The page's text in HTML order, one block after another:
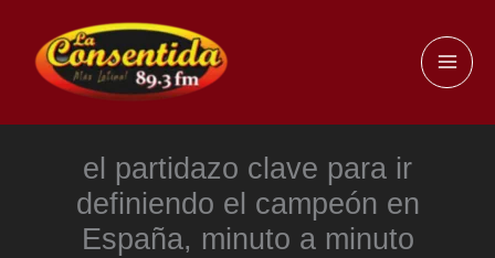
contenido
el partidazo clave para ir
definiendo el campeón en
España, minuto a minuto